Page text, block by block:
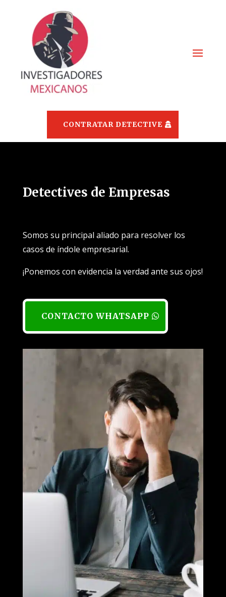
CONTRATAR DETECTIVE
Detectives de Empresas
Somos su principal aliado para resolver los
casos de índole empresarial.
¡Ponemos con evidencia la verdad ante sus ojos!
CONTACTO WHATSAPP